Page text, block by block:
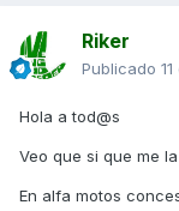
Riker
Publicado
Hola a tod@s
Veo que si que me
En alfa motos